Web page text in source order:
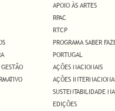
APOIO ÀS ARTES
RPAC
RTCP
PROGRAMA SABER
PORTUGAL
AÇÕES NACIONAIS
AÇÕES
SUSTENTABILIDADE
EDIÇÕES